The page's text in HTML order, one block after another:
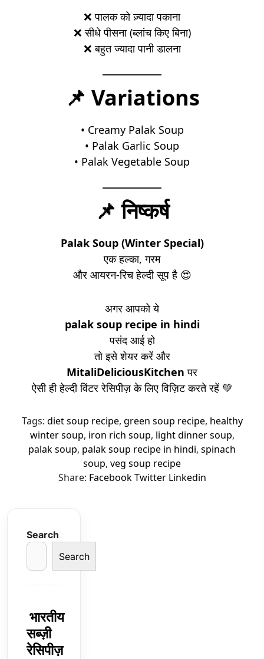
❌ पालक को ज़्यादा पकाना
❌ सीधे पीसना (ब्लांच किए बिना)
❌ बहुत ज्यादा पानी डालना
📌 Variations
• Creamy Palak Soup
• Palak Garlic Soup
• Palak Vegetable Soup
📌 निष्कर्ष
Palak Soup (Winter Special)
एक हल्का, गरम
और आयरन-रिच हेल्दी सूप है 😍
अगर आपको ये
palak soup recipe in hindi
पसंद आई हो
तो इसे शेयर करें और
MitaliDeliciousKitchen पर
ऐसी ही हेल्दी विंटर रेसिपीज़ के लिए विज़िट करते रहें 💚
Tags: diet soup recipe, green soup recipe, healthy
winter soup, iron rich soup, light dinner soup,
palak soup, palak soup recipe in hindi, spinach
soup, veg soup recipe
Share: Facebook Twitter Linkedin
Search
Search
भारतीय
सब्ज़ी
रेसिपीज़